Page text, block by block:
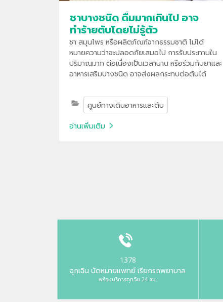
ชาบางชนิด ดื่มมากเกินไป อาจ
ทำร้ายตับโดยไม่รู้ตัว
ชา สมุนไพร หรือผลิตภัณฑ์จากธรรมชาติ ไม่ได้
หมายความว่าจะปลอดภัยเสมอไป การรับประทานใน
ปริมาณมาก ต่อเนื่องเป็นเวลานาน หรือร่วมกับยาและ
อาหารเสริมบางชนิด อาจส่งผลกระทบต่อตับได้
ศูนย์ทางเดินอาหารและตับ
อ่านเพิ่มเติม
1378
ฉุกเฉิน นัดหมายแพทย์ เรียกรถพยาบาล
พร้อมบริการทุกวัน 24 ชม.